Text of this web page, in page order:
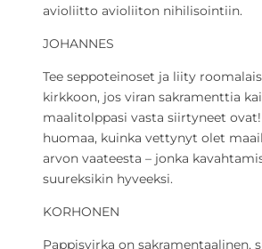
avioliitto avioliiton nihilisointiin.
JOHANNES
Tee seppoteinoset ja liity
kirkkoon, jos viran sakramenttia
maalitolppasi vasta siirtyneet
huomaa, kuinka vettynyt olet
arvon vaateesta – jonka
suureksikin hyveeksi.
KORHONEN
Pappisvirka on sakramentaalinen,